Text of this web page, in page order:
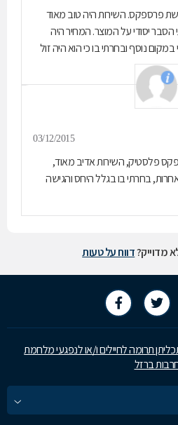
פרספקס. השירות היה טוב מאוד
הסבר יסודי על המוצר. המחיר היה
נוסף ובחרתי בו כי הוא היה זול
03/12/2015
פלסטיק, השירות אדיב מאוד,
בחרתי בו בגלל היחס והגישה
מדוייק?דווח על טעות
תרומה לחיילים ו/או לנפגעי מלחמת
ברזל